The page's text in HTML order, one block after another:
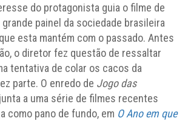
do protagonista guia o filme de
painel da sociedade brasileira
esta mantém com o passado. Antes
o diretor fez questão de ressaltar
tentativa de colar os cacos da
parte. O enredo de Jogo das
a uma série de filmes recentes
como pano de fundo, em O Ano em que